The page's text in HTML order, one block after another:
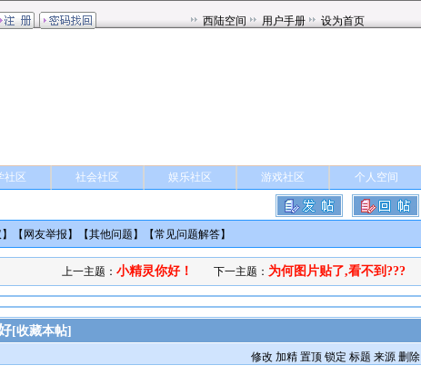
社区 社会社区 娱乐社区 游戏社区 个人空间
】【 网友举报 】【其他问题 】【常见问题解答】
上一主题： 小精灵你好！ 下一主题： 为何图片贴了,看不到???
[收藏本帖]
修改 加精 置顶 锁定 标题 来源 删除